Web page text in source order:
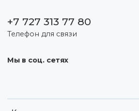
+7 727 313 77 80
Телефон для связи
Мы в соц. сетях